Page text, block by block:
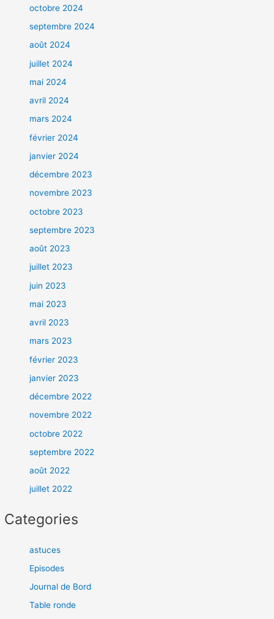
octobre 2024
septembre 2024
août 2024
juillet 2024
mai 2024
avril 2024
mars 2024
février 2024
janvier 2024
décembre 2023
novembre 2023
octobre 2023
septembre 2023
août 2023
juillet 2023
juin 2023
mai 2023
avril 2023
mars 2023
février 2023
janvier 2023
décembre 2022
novembre 2022
octobre 2022
septembre 2022
août 2022
juillet 2022
Categories
astuces
Episodes
Journal de Bord
Table ronde